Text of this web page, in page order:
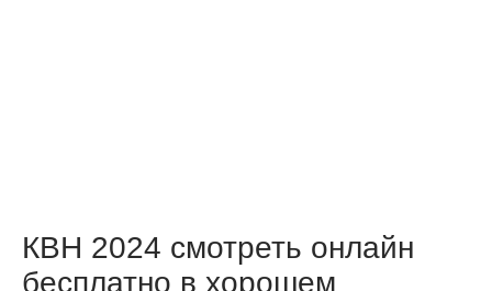
КВН 2024 смотреть онлайн
бесплатно в хорошем